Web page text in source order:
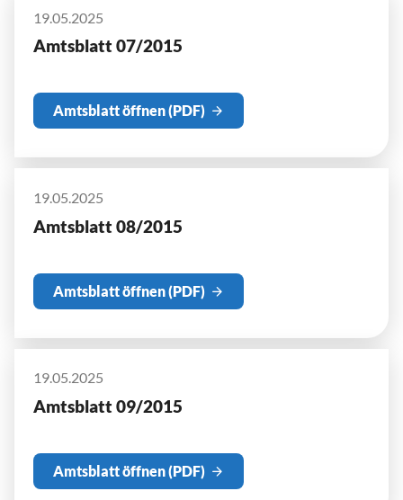
19.05.2025
Amtsblatt 07/2015
Amtsblatt öffnen (PDF)
19.05.2025
Amtsblatt 08/2015
Amtsblatt öffnen (PDF)
19.05.2025
Amtsblatt 09/2015
Amtsblatt öffnen (PDF)